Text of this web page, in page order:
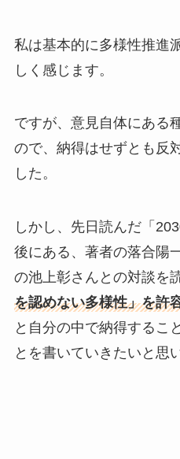
私は基本的に多様性推進
しく感じます。
ですが、意見自体にある
ので、納得はせずとも反
した。
しかし、先日読んだ「
後にある、著者の落合陽
の池上彰さんとの対談を
を認めない多様性」を許
と自分の中で納得するこ
とを書いていきたいと思